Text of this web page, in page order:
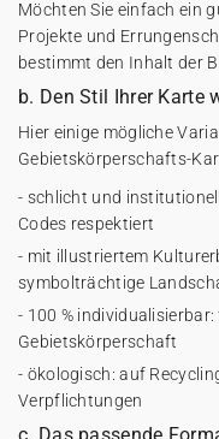
Möchten Sie einfach ein
Projekte und
bestimmt den Inhalt der
b. Den Stil Ihrer Karte
Hier einige mögliche
Gebietskörperschafts-
- schlicht und
Codes respektiert
- mit illustriertem
symbolträchtige
- 100 %
Gebietskörperschaft
- ökologisch: auf
Verpflichtungen